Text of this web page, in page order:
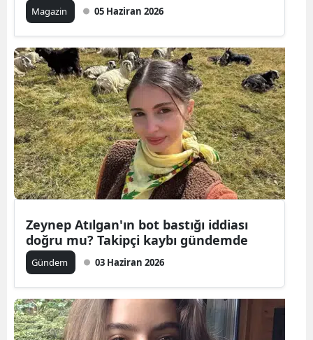
Magazin 05 Haziran 2026
Zeynep Atılgan'ın bot bastığı iddiası
doğru mu? Takipçi kaybı gündemde
Gündem 03 Haziran 2026